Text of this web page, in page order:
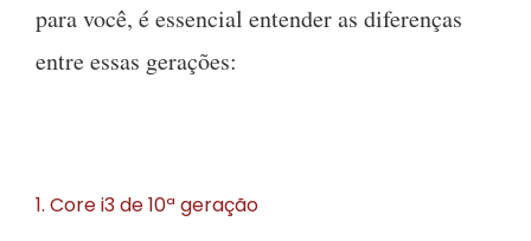
para você, é essencial entender as diferenças
entre essas gerações:
1. Core i3 de 10ª geração